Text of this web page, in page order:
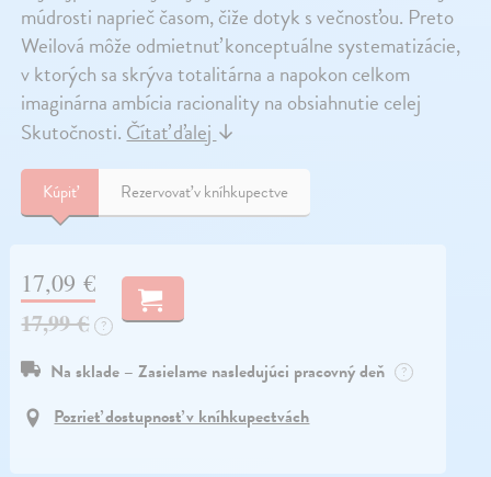
múdrosti naprieč časom, čiže dotyk s večnosťou. Preto
Weilová môže odmietnuť konceptuálne systematizácie,
v ktorých sa skrýva totalitárna a napokon celkom
imaginárna ambícia racionality na obsiahnutie celej
Skutočnosti.Čítať ďalej↓
Kúpiť Rezervovať v kníhkupectve
17,09 €
17,99 € ?
Na sklade – Zasielame nasledujúci pracovný deň ?
Pozrieť dostupnosť v kníhkupectvách